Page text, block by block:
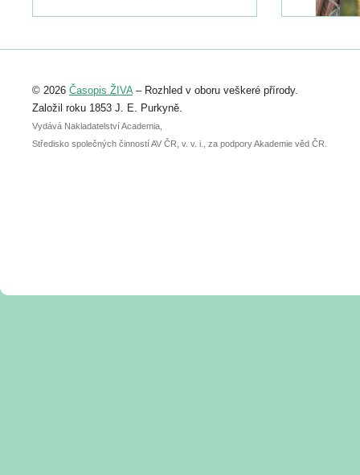
Registrovat se můžete do 6. září.
abstraktu přihlášené přednášky nebo
posteru je už 30. června.
© 2026 Časopis ŽIVA– Rozhled v oboru veškeré přírody.
Založil roku 1853 J. E. Purkyně.
Vydává Nakladatelství Academia,
Středisko společných činností AV ČR, v. v. i., za podpory Akademie věd ČR.